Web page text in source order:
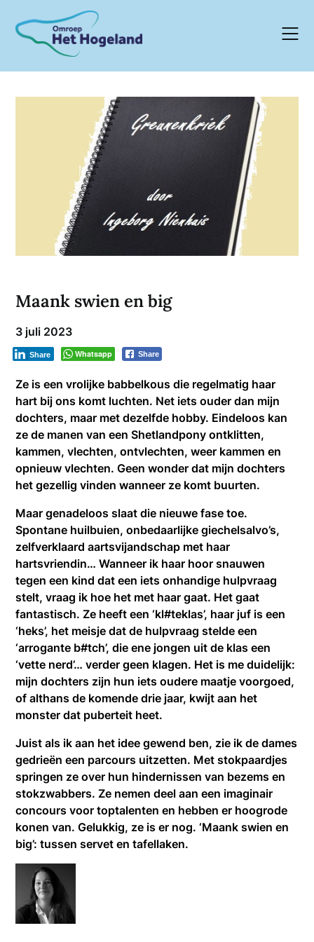
content
Maank swien en big
3 juli 2023
Whatsapp Share
Share
Ze is een vrolijke babbelkous die regelmatig haar
hart bij ons komt luchten. Net iets ouder dan mijn
dochters, maar met dezelfde hobby. Eindeloos kan
ze de manen van een Shetlandpony ontklitten,
kammen, vlechten, ontvlechten, weer kammen en
opnieuw vlechten. Geen wonder dat mijn dochters
het gezellig vinden wanneer ze komt buurten.
Maar genadeloos slaat die nieuwe fase toe.
Spontane huilbuien, onbedaarlijke giechelsalvo’s,
zelfverklaard aartsvijandschap met haar
hartsvriendin… Wanneer ik haar hoor snauwen
tegen een kind dat een iets onhandige hulpvraag
stelt, vraag ik hoe het met haar gaat. Het gaat
fantastisch. Ze heeft een ‘kl#teklas’, haar juf is een
‘heks’, het meisje dat de hulpvraag stelde een
‘arrogante b#tch’, die ene jongen uit de klas een
‘vette nerd’… verder geen klagen. Het is me duidelijk:
mijn dochters zijn hun iets oudere maatje voorgoed,
of althans de komende drie jaar, kwijt aan het
monster dat puberteit heet.
Juist als ik aan het idee gewend ben, zie ik de dames
gedrieën een parcours uitzetten. Met stokpaardjes
springen ze over hun hindernissen van bezems en
stokzwabbers. Ze nemen deel aan een imaginair
concours voor toptalenten en hebben er hoogrode
konen van. Gelukkig, ze is er nog. ‘Maank swien en
big’: tussen servet en tafellaken.